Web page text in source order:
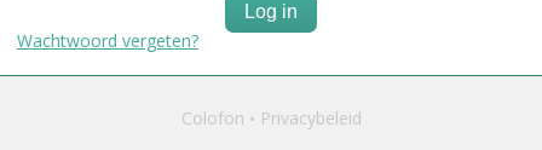
Log in
Wachtwoord vergeten?
Colofon Privacybeleid